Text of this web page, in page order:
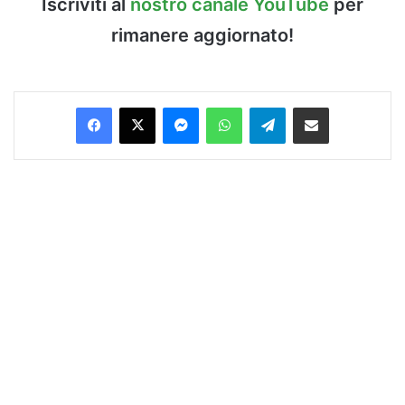
rimanere aggiornato!
Facebook
X MessengerWhatsAppTelegramCondividi via Email